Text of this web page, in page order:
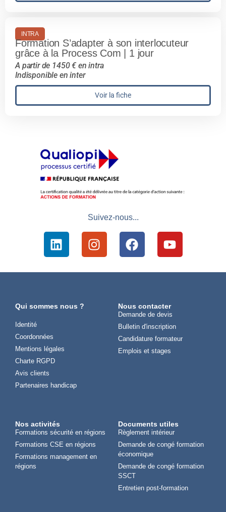
INTRA
Formation S’adapter à son interlocuteur
grâce à la Process Com | 1 jour
A partir de 1450 € en intra
Indisponible en inter
Voir la fiche
Suivez-nous...
Qui sommes nous ?
Identité
Coordonnées
Mentions légales
Charte RGPD
Avis clients
Partenaires handicap
Nous contacter
Demande de devis
Bulletin d'inscription
Candidature formateur
Emplois et stages
Nos activités
Formations sécurité en régions
Formations CSE en régions
Formations management en
régions
Documents utiles
Règlement intérieur
Demande de congé formation
économique
Demande de congé formation
SSCT
Entretien post-formation